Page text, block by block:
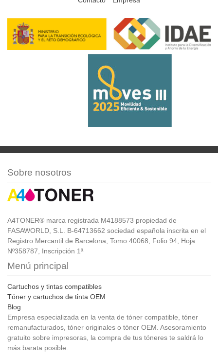
Sobre nosotros
A4TONER® marca registrada M4188573 propiedad de
FASAWORLD, S.L. B-64713662 sociedad española inscrita en el
Registro Mercantil de Barcelona, Tomo 40068, Folio 94, Hoja
Nº358787, Inscripción 1ª
Menú principal
Cartuchos y tintas compatibles
Tóner y cartuchos de tinta OEM
Blog
Empresa especializada en la venta de tóner compatible, tóner
remanufacturados, tóner originales o tóner OEM. Asesoramiento
gratuito sobre impresoras, la compra de tus tóneres te saldrá lo
más barata posible.